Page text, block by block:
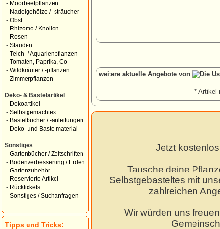
- Moorbeetpflanzen
- Nadelgehölze / -sträucher
- Obst
- Rhizome / Knollen
- Rosen
- Stauden
- Teich- / Aquarienpflanzen
- Tomaten, Paprika, Co
- Wildkräuter / -pflanzen
- Zimmerpflanzen
Deko- & Bastelartikel
- Dekoartikel
- Selbstgemachtes
- Bastelbücher / -anleitungen
- Deko- und Bastelmaterial
Sonstiges
- Gartenbücher / Zeitschriften
- Bodenverbesserung / Erden
- Gartenzubehör
- Reservierte Artikel
- Rücktickets
- Sonstiges / Suchanfragen
Tipps und Tricks:
weitere aktuelle Angebote von
* Artikel
Jetzt
Tausche deine
Selbstgebasteltes mit
zahlreichen
Wir würden uns